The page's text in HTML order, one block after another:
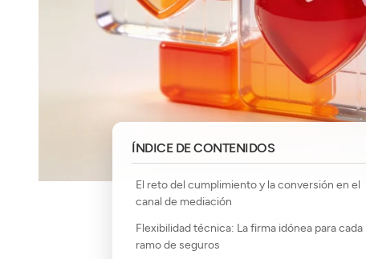
ÍNDICE DE CONTENIDOS
El reto del cumplimiento y la conversión en el
canal de mediación
Flexibilidad técnica: La firma idónea para cada
ramo de seguros